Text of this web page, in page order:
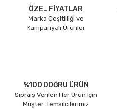
ÖZEL FİYATLAR
Marka Çeşitliliği ve
Kampanyalı Ürünler
%100 DOĞRU ÜRÜN
Sipraiş Verilen Her Ürün için
Müşteri Temsilcilerimiz